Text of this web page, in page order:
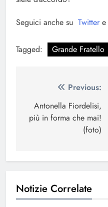
Seguici anche su Twitter e
Tagged: Grande Fratello
Navigazione
articoli
Previous:
Antonella Fiordelisi,
più in forma che mai!
(foto)
Notizie Correlate